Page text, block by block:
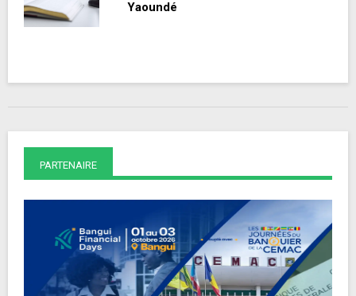
Yaoundé
PARTENAIRE